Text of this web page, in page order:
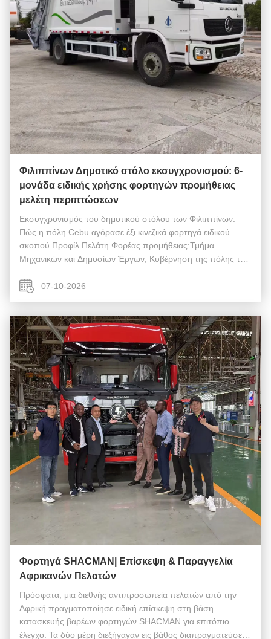
Φιλιππίνων Δημοτικό στόλο εκσυγχρονισμού: 6-
μονάδα ειδικής χρήσης φορτηγών προμήθειας
μελέτη περιπτώσεων
Εκσυγχρονισμός του δημοτικού στόλου των Φιλιππίνων:
Πώς η πόλη Cebu αγόρασε έξι κινεζικά φορτηγά ειδικού
σκοπού Προφίλ Πελάτη Φορέας προμήθειας:Τμήμα
Μηχανικών και Δημοσίων Έργων, Κυβέρνηση της πόλης του
Mendoza, Επικεφαλής του Τμήματος Προμηθειών Εξο...
07-10-2026
Φορτηγά SHACMAN| Επίσκεψη & Παραγγελία
Αφρικανών Πελατών
Πρόσφατα, μια διεθνής αντιπροσωπεία πελατών από την
Αφρική πραγματοποίησε ειδική επίσκεψη στη βάση
κατασκευής βαρέων φορτηγών SHACMAN για επιτόπιο
έλεγχο. Τα δύο μέρη διεξήγαγαν εις βάθος διαπραγματεύσεις